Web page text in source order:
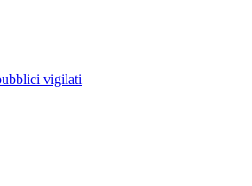
vigilati